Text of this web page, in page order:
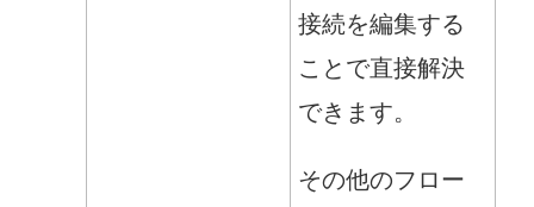
接続を編集する
ことで直接解決
できます。
その他のフロー